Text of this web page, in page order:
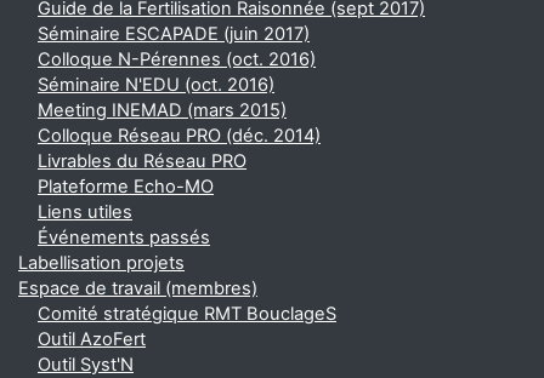
Guide de la Fertilisation Raisonnée (sept 2017)
Séminaire ESCAPADE (juin 2017)
Colloque N-Pérennes (oct. 2016)
Séminaire N'EDU (oct. 2016)
Meeting INEMAD (mars 2015)
Colloque Réseau PRO (déc. 2014)
Livrables du Réseau PRO
Plateforme Echo-MO
Liens utiles
Événements passés
Labellisation projets
Espace de travail (membres)
Comité stratégique RMT BouclageS
Outil AzoFert
Outil Syst'N